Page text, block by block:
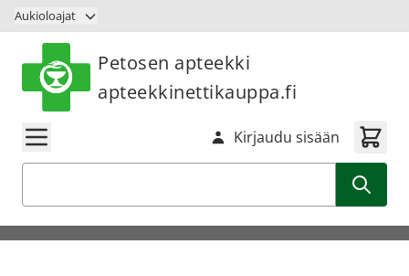
Siirry sisältöön
Aukioloajat
Petosen apteekki
apteekkinettikauppa.fi
Kirjaudu sisään